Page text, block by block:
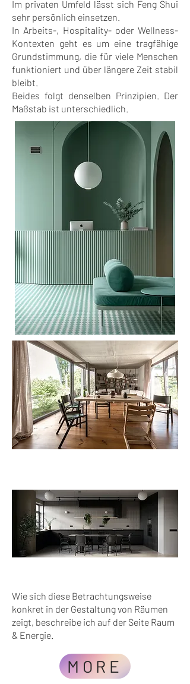
Im privaten Umfeld lässt sich Feng Shui
sehr persönlich einsetzen.
In Arbeits-, Hospitality- oder Wellness-
Kontexten geht es um eine tragfähige
Grundstimmung, die für viele Menschen
funktioniert und über längere Zeit stabil
bleibt.
Beides folgt denselben Prinzipien. Der
Maßstab ist unterschiedlich.
Wie sich diese Betrachtungsweise
konkret in der Gestaltung von Räumen
zeigt, beschreibe ich auf der Seite Raum
& Energie.
MORE